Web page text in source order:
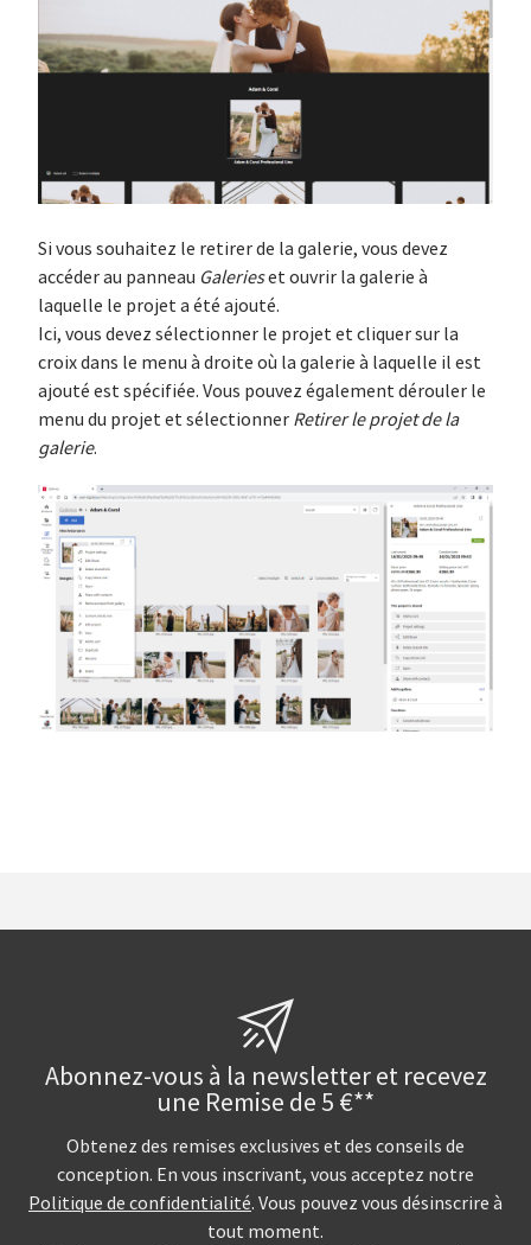
Si vous souhaitez le retirer de la galerie, vous devez
accéder au panneau Galerieset ouvrir la galerie à
laquelle le projet a été ajouté.
Ici, vous devez sélectionner le projet et cliquer sur la
croix dans le menu à droite où la galerie à laquelle il est
ajouté est spécifiée. Vous pouvez également dérouler le
menu du projet et sélectionner Retirer le projet de la
galerie.
Abonnez-vous à la newsletter et recevez
une Remise de 5 €**
Obtenez des remises exclusives et des conseils de
conception. En vous inscrivant, vous acceptez notre
Politique de confidentialité. Vous pouvez vous désinscrire à
tout moment.